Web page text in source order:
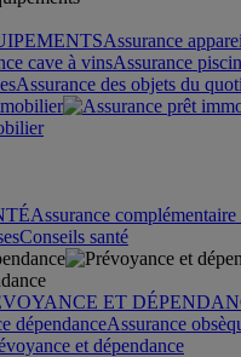
Assurance
cave à vinsAssurance
Assurance des objets du
Assurance complémentaire
Conseils santé
ET
dépendanceAssurance
et dépendance